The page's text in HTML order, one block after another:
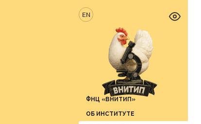
EN
ФНЦ «ВНИТИП»
ОБ ИНСТИТУТЕ